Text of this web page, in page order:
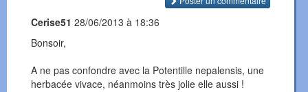
Cerise51 28/06/2013 à 18:36
Bonsoir,
A ne pas confondre avec la Potentille nepalensis, une
herbacée vivace, néanmoins très jolie elle aussi !